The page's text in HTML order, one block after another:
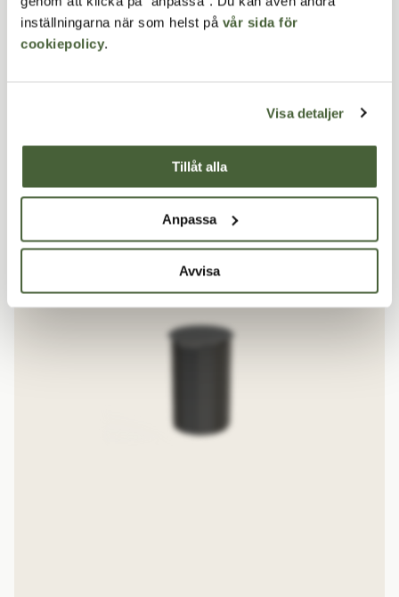
inställningarna när som helst på vår sida för
cookiepolicy.
Visa detaljer
Tillåt alla
Anpassa
Avvisa
lock och betongfundament